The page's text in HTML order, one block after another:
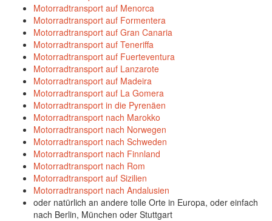
Motorradtransport auf Menorca
Motorradtransport auf Formentera
Motorradtransport auf Gran Canaria
Motorradtransport auf Teneriffa
Motorradtransport auf Fuerteventura
Motorradtransport auf Lanzarote
Motorradtransport auf Madeira
Motorradtransport auf La Gomera
Motorradtransport in die Pyrenäen
Motorradtransport nach Marokko
Motorradtransport nach Norwegen
Motorradtransport nach Schweden
Motorradtransport nach Finnland
Motorradtransport nach Rom
Motorradtransport auf Sizilien
Motorradtransport nach Andalusien
oder natürlich an andere tolle Orte in Europa, oder einfach
nach Berlin, München oder Stuttgart